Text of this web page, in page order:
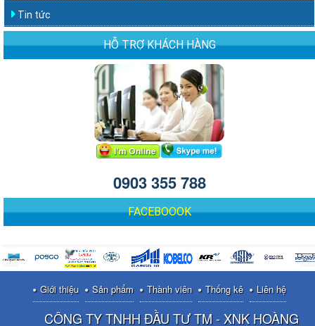
Tin tức
HỖ TRỢ KHÁCH HÀNG
0903 355 788
FACEBOOOK
Giới thiệu Sản phẩm Thành viên Thống kê Liên hệ
CÔNG TY TNHH ĐẦU TƯ TM - XNK HOÀNG